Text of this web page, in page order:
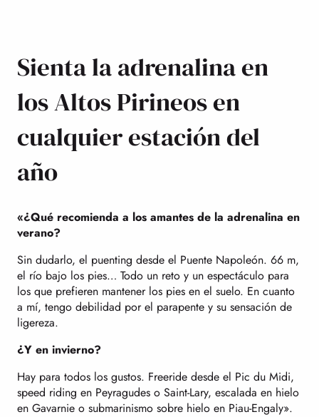
Sienta la adrenalina en
los Altos Pirineos en
cualquier estación del
año
«¿Qué recomienda a los amantes de la adrenalina en
verano?
Sin dudarlo, el puenting desde el Puente Napoleón. 66 m,
el río bajo los pies… Todo un reto y un espectáculo para
los que prefieren mantener los pies en el suelo. En cuanto
a mí, tengo debilidad por el parapente y su sensación de
ligereza.
¿Y en invierno?
Hay para todos los gustos. Freeride desde el Pic du Midi,
speed riding en Peyragudes o Saint-Lary, escalada en hielo
en Gavarnie o submarinismo sobre hielo en Piau-Engaly».